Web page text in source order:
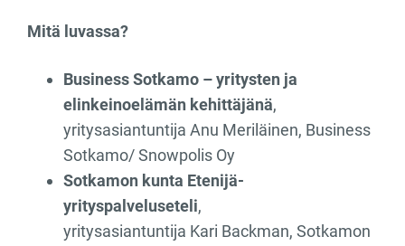
Mitä luvassa?
Business Sotkamo – yritysten ja
elinkeinoelämän kehittäjänä,
yritysasiantuntija Anu Meriläinen, Business
Sotkamo/ Snowpolis Oy
Sotkamon kunta Etenijä-
yrityspalveluseteli,
yritysasiantuntija Kari Backman, Sotkamon